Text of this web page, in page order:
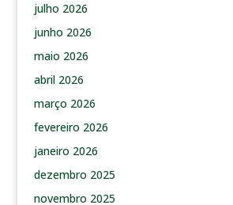
julho 2026
junho 2026
maio 2026
abril 2026
março 2026
fevereiro 2026
janeiro 2026
dezembro 2025
novembro 2025